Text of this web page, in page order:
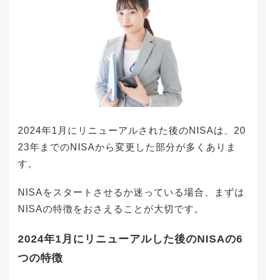
2024年1月にリニューアルされた後のNISAは、20
23年までのNISAから変更した部分が多くありま
す。
NISAをスタートさせるか迷っている場合、まずは
NISAの特徴をおさえることが大切です。
2024年1月にリニューアルした後のNISAの6
つの特徴